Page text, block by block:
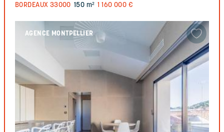
BORDEAUX 33000 150 m² 1 160 000 €
AGENCE MONTPELLIER